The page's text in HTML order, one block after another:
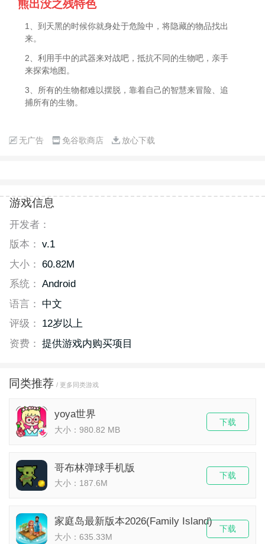
熊出没之残特色
1、到天黑的时候你就身处于危险中，将隐藏的物品找出
来。
2、利用手中的武器来对战吧，抵抗不同的生物吧，亲手
来探索地图。
3、所有的生物都难以摆脱，靠着自己的智慧来冒险、追
捕所有的生物。
无广告 免谷歌商店 放心下载
游戏信息
开发者：
版本： v.1
大小： 60.82M
系统： Android
语言：
中文
评级：
12岁以上
资费： 提供游戏内购买项目
同类推荐 / 更多同类游戏
yoya世界
大小：980.82 MB
下载
哥布林弹球手机版
大小：187.6M
下载
家庭岛最新版本2026(Family Island)
大小：635.33M
下载